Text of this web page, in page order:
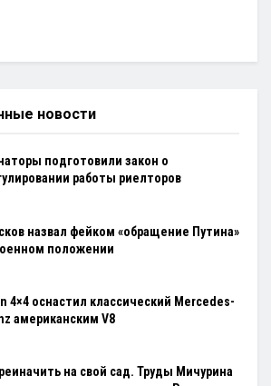
новости
подготовили закон о
работы риелторов
назвал фейком «обращение Путина»
положении
4×4 оснастил классический Mercedes-
американским V8
на свой сад. Труды Мичурина